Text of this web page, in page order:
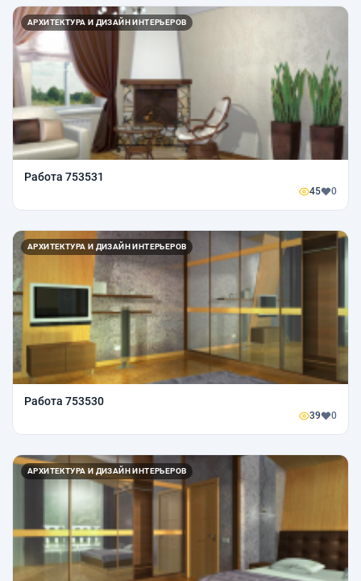
АРХИТЕКТУРА И ДИЗАЙН ИНТЕРЬЕРОВ
Работа 753531
45 0
АРХИТЕКТУРА И ДИЗАЙН ИНТЕРЬЕРОВ
Работа 753530
39 0
АРХИТЕКТУРА И ДИЗАЙН ИНТЕРЬЕРОВ